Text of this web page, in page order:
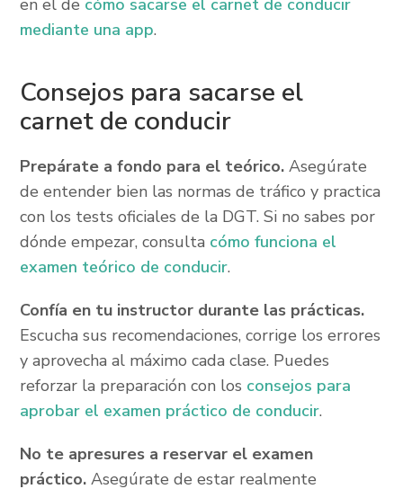
en el de cómo sacarse el carnet de conducir
mediante una app.
Consejos para sacarse el
carnet de conducir
Prepárate a fondo para el teórico. Asegúrate
de entender bien las normas de tráfico y practica
con los tests oficiales de la DGT. Si no sabes por
dónde empezar, consulta cómo funciona el
examen teórico de conducir.
Confía en tu instructor durante las prácticas.
Escucha sus recomendaciones, corrige los errores
y aprovecha al máximo cada clase. Puedes
reforzar la preparación con los consejos para
aprobar el examen práctico de conducir.
No te apresures a reservar el examen
práctico. Asegúrate de estar realmente